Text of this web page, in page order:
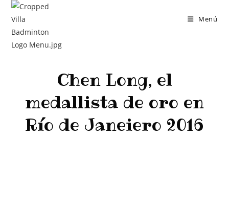
Menú
Chen Long, el
medallista de oro en
Río de Janeiero 2016